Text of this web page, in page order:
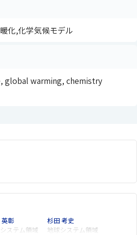
化,化学気候モデル
global warming, chemistry
英彰
ステム領域
杉田 考史
地球システム領域